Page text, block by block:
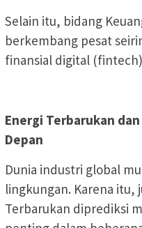
Selain itu, bidang
berkembang pesat
finansial digital
Energi Terbarukan
Depan
Dunia industri global
lingkungan. Karena itu,
Terbarukan diprediksi